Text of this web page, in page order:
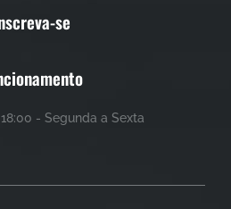
se
- Segunda a Sexta